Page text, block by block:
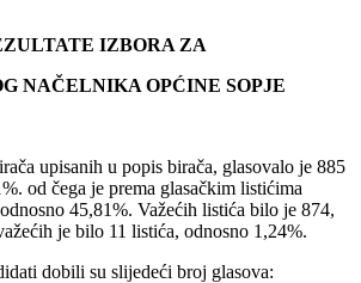
IZBORA ZA
NAČELNIKA OPĆINE SOPJE
upisanih u popis birača, glasovalo je 885
od čega je prema glasačkim listićima
45,81%. Važećih listića bilo je 874,
je bilo 11 listića, odnosno 1,24%.
dobili su slijedeći broj glasova: